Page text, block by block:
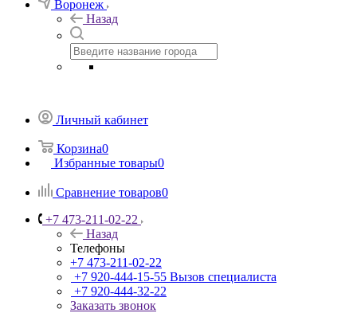
Воронеж
Назад
Личный кабинет
Корзина0
Избранные товары0
Сравнение товаров0
+7 473-211-02-22
Назад
Телефоны
+7 473-211-02-22
+7 920-444-15-55 Вызов специалиста
+7 920-444-32-22
Заказать звонок